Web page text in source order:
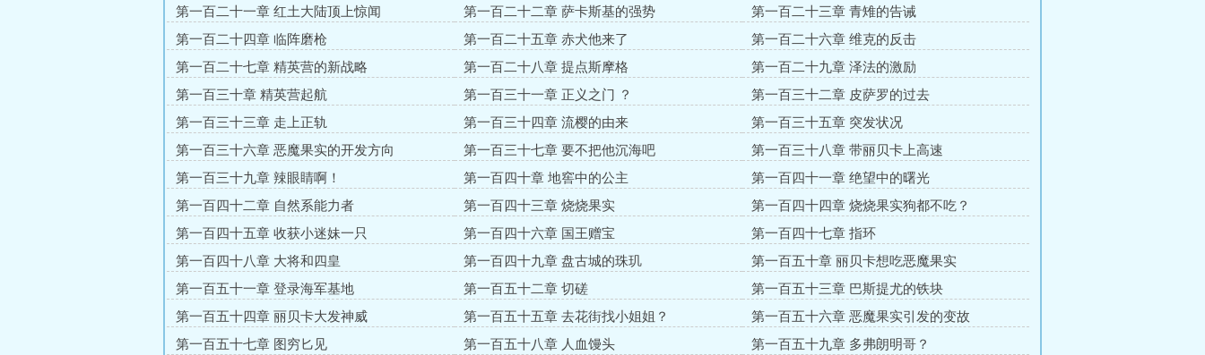
第一百二十一章 红土大陆顶上惊闻
第一百二十二章 萨卡斯基的强势
第一百二十三章 青雉的告诫
第一百二十四章 临阵磨枪
第一百二十五章 赤犬他来了
第一百二十六章 维克的反击
第一百二十七章 精英营的新战略
第一百二十八章 提点斯摩格
第一百二十九章 泽法的激励
第一百三十章 精英营起航
第一百三十一章 正义之门 ？
第一百三十二章 皮萨罗的过去
第一百三十三章 走上正轨
第一百三十四章 流樱的由来
第一百三十五章 突发状况
第一百三十六章 恶魔果实的开发方向
第一百三十七章 要不把他沉海吧
第一百三十八章 带丽贝卡上高速
第一百三十九章 辣眼睛啊！
第一百四十章 地窖中的公主
第一百四十一章 绝望中的曙光
第一百四十二章 自然系能力者
第一百四十三章 烧烧果实
第一百四十四章 烧烧果实狗都不吃？
第一百四十五章 收获小迷妹一只
第一百四十六章 国王赠宝
第一百四十七章 指环
第一百四十八章 大将和四皇
第一百四十九章 盘古城的珠玑
第一百五十章 丽贝卡想吃恶魔果实
第一百五十一章 登录海军基地
第一百五十二章 切磋
第一百五十三章 巴斯提尤的铁块
第一百五十四章 丽贝卡大发神威
第一百五十五章 去花街找小姐姐？
第一百五十六章 恶魔果实引发的变故
第一百五十七章 图穷匕见
第一百五十八章 人血馒头
第一百五十九章 多弗朗明哥？